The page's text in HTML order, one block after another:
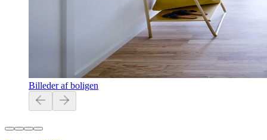
Billeder af boligen